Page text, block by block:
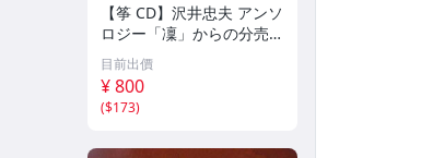
【筝 CD】沢井忠夫 アンソ
ロジー「凜」からの分売
沢井忠夫作品集 ライブ 風
衣、水の声、枯野砧、五節
の舞、ファンタジア (限
定）
目前出價
¥ 800
($173)